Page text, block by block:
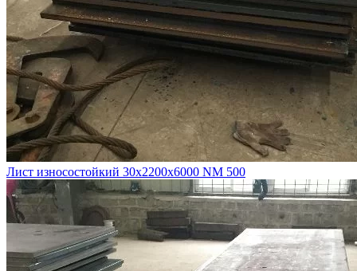
Лист износостойкий 30х2200х6000 NM 500